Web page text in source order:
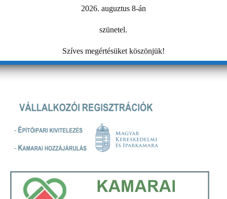
2026. auguztus 8-án
szünetel.
Szíves megértésüket köszönjük!